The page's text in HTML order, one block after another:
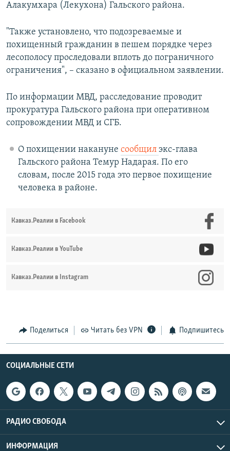
Алакумхара (Лекухона) Гальского района.
"Также установлено, что подозреваемые и
похищенный гражданин в пешем порядке через
лесополосу проследовали вплоть до пограничного
ограничения", – сказано в официальном заявлении.
По информации МВД, расследование проводит
прокуратура Гальского района при оперативном
сопровождении МВД и СГБ.
О похищении накануне сообщил экс-глава
Гальского района Темур Надарая. По его
словам, после 2015 года это первое похищение
человека в районе.
Кавказ.Реалии в Facebook
Кавказ.Реалии в YouTube
Кавказ.Реалии в Instagram
Поделиться Читать без VPN Подпишитесь
СОЦИАЛЬНЫЕ СЕТИ
РАДИО СВОБОДА
ИНФОРМАЦИЯ